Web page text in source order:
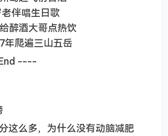
伴唱生日歌
醉酒大哥点热饮
年爬遍三山五岳
----
这么多，为什么没有动脑减肥